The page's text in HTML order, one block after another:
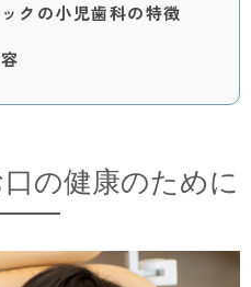
クの小児歯科の特徴
の健康のために